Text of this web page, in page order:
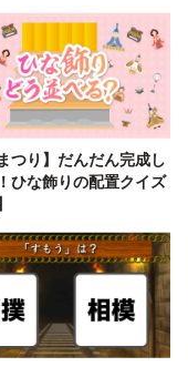
つり】だんだん完成し
ひな飾りの配置クイズ